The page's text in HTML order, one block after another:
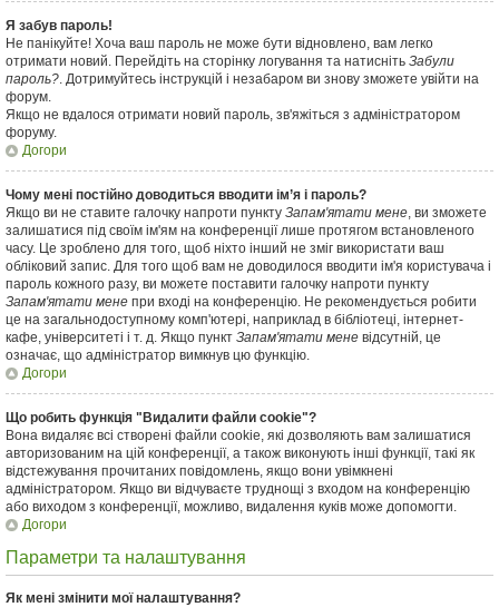
Я забув пароль!
Не панікуйте! Хоча ваш пароль не може бути відновлено, вам легко
отримати новий. Перейдіть на сторінку логування та натисніть Забули
пароль?. Дотримуйтесь інструкцій і незабаром ви знову зможете увійти на
форум.
Якщо не вдалося отримати новий пароль, зв'яжіться з адміністратором
форуму.
Догори
Чому мені постійно доводиться вводити ім’я і пароль?
Якщо ви не ставите галочку напроти пункту Запам'ятати мене, ви зможете
залишатися під своїм ім'ям на конференції лише протягом встановленого
часу. Це зроблено для того, щоб ніхто інший не зміг використати ваш
обліковий запис. Для того щоб вам не доводилося вводити ім'я користувача і
пароль кожного разу, ви можете поставити галочку напроти пункту
Запам'ятати мене при вході на конференцію. Не рекомендується робити
це на загальнодоступному комп'ютері, наприклад в бібліотеці, інтернет-
кафе, університеті і т. д. Якщо пункт Запам'ятати мене відсутній, це
означає, що адміністратор вимкнув цю функцію.
Догори
Що робить функція "Видалити файли cookie"?
Вона видаляє всі створені файли cookie, які дозволяють вам залишатися
авторизованим на цій конференції, а також виконують інші функції, такі як
відстежування прочитаних повідомлень, якщо вони увімкнені
адміністратором. Якщо ви відчуваєте труднощі з входом на конференцію
або виходом з конференції, можливо, видалення куків може допомогти.
Догори
Параметри та налаштування
Як мені змінити мої налаштування?